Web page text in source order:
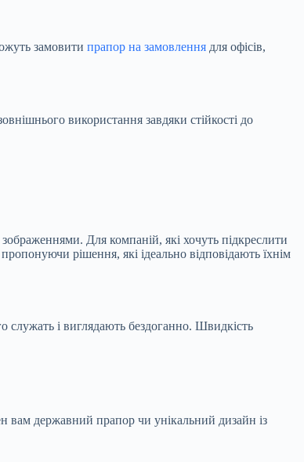
замовити прапор на замовлення для офісів,
використання завдяки стійкості до
Для компаній, які хочуть підкреслити
рішення, які ідеально відповідають їхнім
служать і виглядають бездоганно. Швидкість
вам державний прапор чи унікальний дизайн із